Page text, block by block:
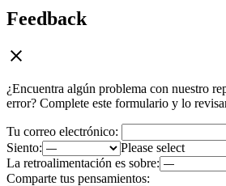
Feedback
¿Encuentra algún problema con nuestro
error? Complete este formulario y lo
Tu correo electrónico:
Siento:
Please select
La retroalimentación es sobre:
Comparte tus pensamientos: